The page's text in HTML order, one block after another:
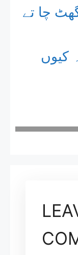
چا تے
کیوں